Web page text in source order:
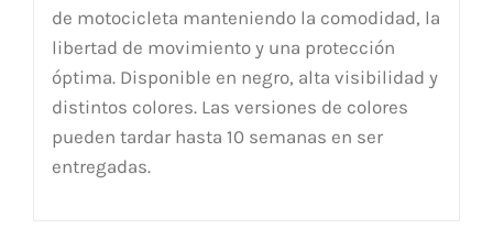
de motocicleta manteniendo la comodidad, la
libertad de movimiento y una protección
óptima. Disponible en negro, alta visibilidad y
distintos colores. Las versiones de colores
pueden tardar hasta 10 semanas en ser
entregadas.